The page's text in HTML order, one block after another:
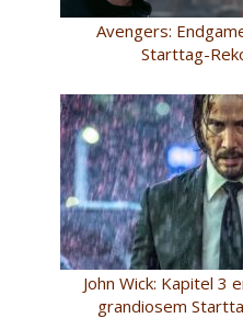
Avengers:
Starttag-
John Wick: Kapitel 3
grandiosem